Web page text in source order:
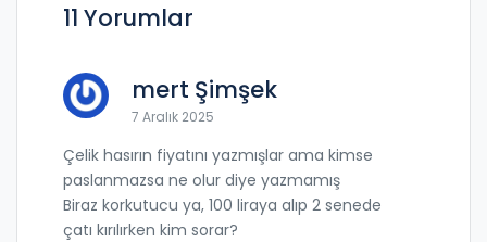
11 Yorumlar
mert Şimşek
7 Aralık 2025
Çelik hasırın fiyatını yazmışlar ama kimse
paslanmazsa ne olur diye yazmamış
Biraz korkutucu ya, 100 liraya alıp 2 senede
çatı kırılırken kim sorar?